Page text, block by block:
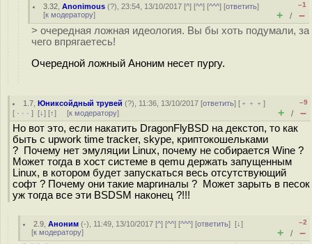
3.32 ,Anonimous (?), 23:54, 13/10/2017 [^] [^^] [^^^] [ответить]
[к модератору]
–1
+ / –
> очередная ложная идеология. Вы бы хоть подумали, за
чего впрягаетесь!
Очередной ложный Аноним несет пургу.
1.7 ,Юниксойдный трувей (?), 11:36, 13/10/2017 [ответить] [ ﹢﹢﹢]
[ · · · ] [↓] [↑] [к модератору]
–9
+ / –
Но вот это, если накатить DragonFlyBSD на декстоп, то как
быть с upwork time tracker, skype, криптокошельками
? Почему нет эмуляции Linux, почему не собирается Wine ?
Может тогда в хост системе в qemu держать запущенным
Linux, в котором будет запускаться весь отсутствующий
софт ? Почему они такие маргиналы ? Может зарыть в песок
уж тогда все эти BSDSM наконец ?!!!
2.9 ,Аноним (-), 11:49, 13/10/2017 [^] [^^] [^^^] [ответить][↓]
[к модератору]
–2
+ / –